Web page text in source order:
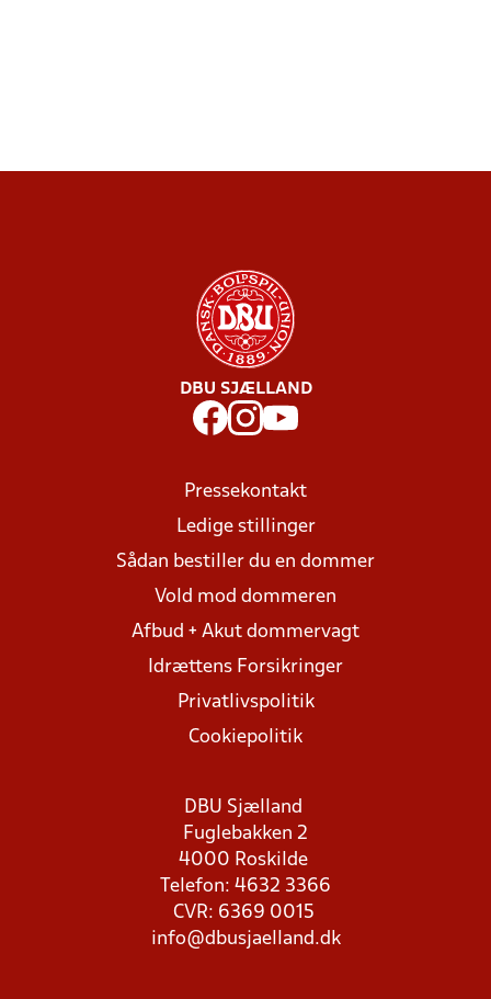
DBU SJÆLLAND
Pressekontakt
Ledige stillinger
Sådan bestiller du en dommer
Vold mod dommeren
Afbud + Akut dommervagt
Idrættens Forsikringer
Privatlivspolitik
Cookiepolitik
DBU Sjælland
Fuglebakken 2
4000 Roskilde
Telefon: 4632 3366
CVR: 6369 0015
info@dbusjaelland.dk